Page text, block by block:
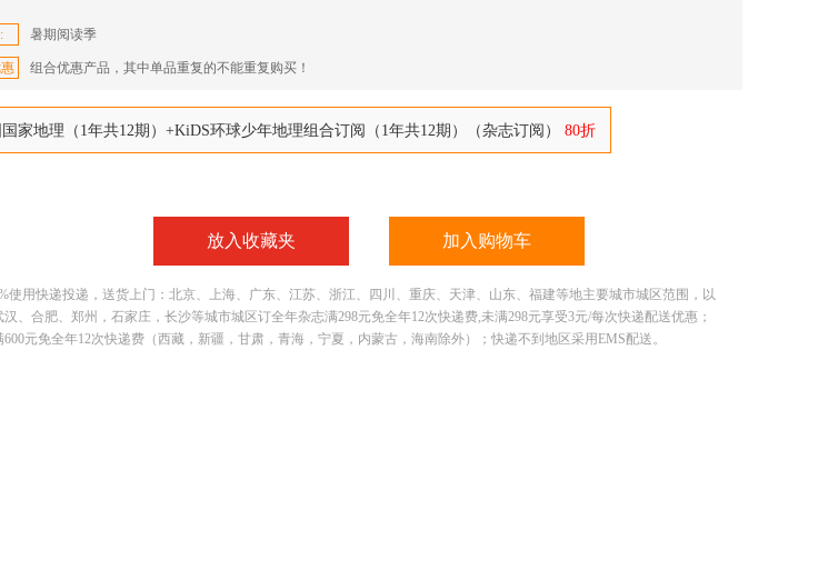
暑期阅读季
组合优惠产品，其中单品重复的不能重复购买！
家地理（1年共12期）+KiDS环球少年地理组合订阅（1年共12期）（杂志订阅） 80折
放入收藏夹 加入购物车
使用快递投递，送货上门：北京、上海、广东、江苏、浙江、四川、重庆、天津、山东、福建等地主要城市城区范围，以
汉、合肥、郑州，石家庄，长沙等城市城区订全年杂志满298元免全年12次快递费,未满298元享受3元/每次快递配送优惠；
元免全年12次快递费（西藏，新疆，甘肃，青海，宁夏，内蒙古，海南除外）；快递不到地区采用EMS配送。